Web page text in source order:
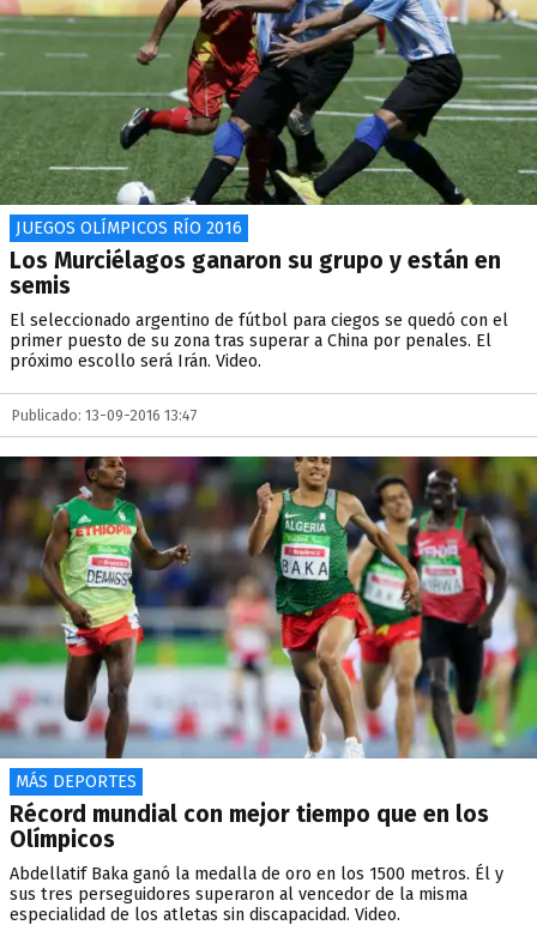
JUEGOS OLÍMPICOS RÍO 2016
Los Murciélagos ganaron su grupo y están en
semis
El seleccionado argentino de fútbol para ciegos se quedó con el
primer puesto de su zona tras superar a China por penales. El
próximo escollo será Irán. Video.
Publicado: 13-09-2016 13:47
MÁS DEPORTES
Récord mundial con mejor tiempo que en los
Olímpicos
Abdellatif Baka ganó la medalla de oro en los 1500 metros. Él y
sus tres perseguidores superaron al vencedor de la misma
especialidad de los atletas sin discapacidad. Video.